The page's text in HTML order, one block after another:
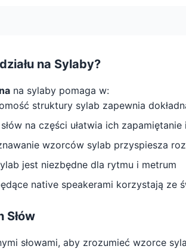
na Sylaby?
na sylaby pomaga w:
struktury sylab zapewnia
na części ułatwia ich zapamiętanie
wzorców sylab przyspiesza
jest niezbędne dla rytmu i metrum
native speakerami korzystają ze
Słów
słowami, aby zrozumieć wzorce